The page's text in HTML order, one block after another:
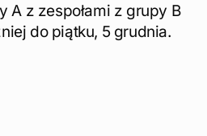
z zespołami z grupy B
do piątku, 5 grudnia.